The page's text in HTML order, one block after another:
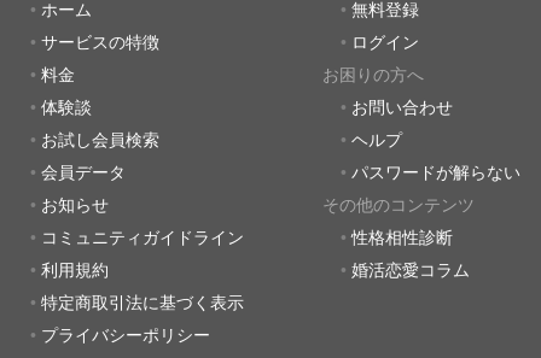
ホーム
サービスの特徴
料金
体験談
お試し会員検索
会員データ
お知らせ
コミュニティガイドライン
利用規約
特定商取引法に基づく表示
プライバシーポリシー
無料登録
ログイン
お困りの方へ
お問い合わせ
ヘルプ
パスワードが解らない
その他のコンテンツ
性格相性診断
婚活恋愛コラム